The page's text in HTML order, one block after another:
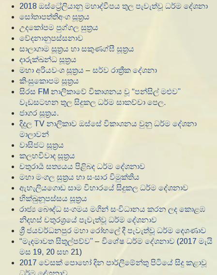
2018 ඔස්ට්‍රේලියානු මහාද්වීපය තුල පැවැත්වූ ධර්ම දේශනා
සෝතාපත්තිඅංග සූත්‍රය
උදකෝපම පුග්ගල සුත්‍රය
වේදනානුපස්සනාව
සාලාගාම සූත්‍රය හා සකුණග්ඝී සූත්‍රය
දාරුක්ඛන්‍ධ සූත්‍රය
මහා අරියවංශ සූත්‍රය – සර්ව රාත්‍රීක දේශනා
කිංසුකොපම සූත්‍රය
සිරස FM නාලිකාවේ විකාශනය වූ “පන්සිල් මළුව”
වැඩසටහන තුල සිදුකල ධර්ම සාකච්චා පෙල.
ජාගර සූත්‍රය.
දිදුල TV නාලිකාව ඔස්සේ විකාශනය වුනු ධර්ම දේශනා
මාලාවන්
වාසිජට සූත්‍රය
කලහවිවාද සූත්‍රය
චතුරාර්‍ය සත්‍යයය පිළිබද ධර්ම දේශනාව
මහා මංගල සුත්‍රය හා සංසාර විමුක්තිය
ඇහැලියගොඩ සාම විහාරයේ සිදුකල ධර්ම දේශනාව
භික්ඛුනූපස්සය සූත්‍රය
රාජ්‍ය බෞද්ධ සංගමය මගින් සංවිධානය කරන ලද කොළඹ
නිදහස් චතුරශ්‍රයේ පැවැත්වූ ධර්ම දේශනාව
ශ්‍රී ජයවර්ධනපුර මහා රෝහලේ දී පැවැත්වූ ධර්ම දෙශණාව
“මැදමාවත සිතුල්පව්ව” – විශේෂ ධර්ම දේශනාව (2017 මැයි
මස 19, 20 සහ 21)
2017 වෙසක් පොහෝ දින පාර්ලිමේන්තු පිටියේ සිදු කළාවූ
ධර්ම දේශනාව